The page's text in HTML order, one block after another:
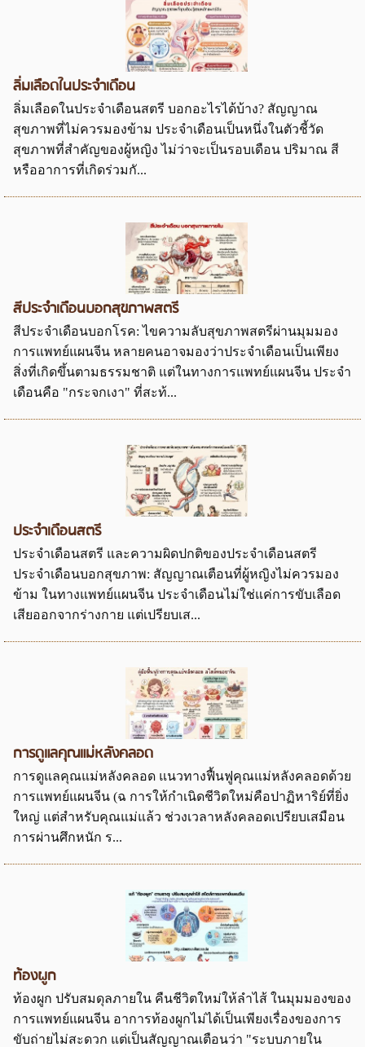
ลิ่มเลือดในประจำเดือน
ลิ่มเลือดในประจำเดือนสตรี บอกอะไรได้บ้าง? สัญญาณ
สุขภาพที่ไม่ควรมองข้าม ประจำเดือนเป็นหนึ่งในตัวชี้วัด
สุขภาพที่สำคัญของผู้หญิง ไม่ว่าจะเป็นรอบเดือน ปริมาณ สี
หรืออาการที่เกิดร่วมกั...
สีประจำเดือนบอกสุขภาพสตรี
สีประจำเดือนบอกโรค: ไขความลับสุขภาพสตรีผ่านมุมมอง
การแพทย์แผนจีน หลายคนอาจมองว่าประจำเดือนเป็นเพียง
สิ่งที่เกิดขึ้นตามธรรมชาติ แต่ในทางการแพทย์แผนจีน ประจำ
เดือนคือ "กระจกเงา" ที่สะท้...
ประจำเดือนสตรี
ประจำเดือนสตรี และความผิดปกติของประจำเดือนสตรี
ประจำเดือนบอกสุขภาพ: สัญญาณเตือนที่ผู้หญิงไม่ควรมอง
ข้าม ในทางแพทย์แผนจีน ประจำเดือนไม่ใช่แค่การขับเลือด
เสียออกจากร่างกาย แต่เปรียบเส...
การดูแลคุณแม่หลังคลอด
การดูแลคุณแม่หลังคลอด แนวทางฟื้นฟูคุณแม่หลังคลอดด้วย
การแพทย์แผนจีน (ฉ การให้กำเนิดชีวิตใหม่คือปาฏิหาริย์ที่ยิ่ง
ใหญ่ แต่สำหรับคุณแม่แล้ว ช่วงเวลาหลังคลอดเปรียบเสมือน
การผ่านศึกหนัก ร...
ท้องผูก
ท้องผูก ปรับสมดุลภายใน คืนชีวิตใหม่ให้ลำไส้ ในมุมมองของ
การแพทย์แผนจีน อาการท้องผูกไม่ได้เป็นเพียงเรื่องของการ
ขับถ่ายไม่สะดวก แต่เป็นสัญญาณเตือนว่า "ระบบภายใน